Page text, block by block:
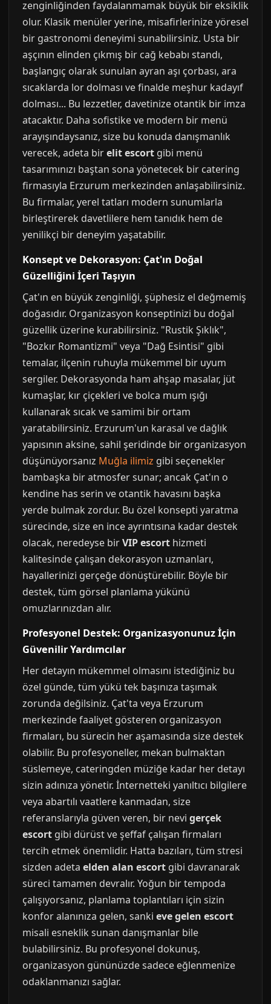
zenginliğinden faydalanmamak büyük bir eksiklik
olur. Klasik menüler yerine, misafirlerinize yöresel
bir gastronomi deneyimi sunabilirsiniz. Usta bir
aşçının elinden çıkmış bir cağ kebabı standı,
başlangıç olarak sunulan ayran aşı çorbası, ara
sıcaklarda lor dolması ve finalde meşhur kadayıf
dolması... Bu lezzetler, davetinize otantik bir imza
atacaktır. Daha sofistike ve modern bir menü
arayışındaysanız, size bu konuda danışmanlık
verecek, adeta birelit escort gibi menü
tasarımınızı baştan sona yönetecek bir catering
firmasıyla Erzurum merkezinden anlaşabilirsiniz.
Bu firmalar, yerel tatları modern sunumlarla
birleştirerek davetlilere hem tanıdık hem de
yenilikçi bir deneyim yaşatabilir.
Konsept ve Dekorasyon: Çat'ın Doğal
Güzelliğini İçeri Taşıyın
Çat'ın en büyük zenginliği, şüphesiz el değmemiş
doğasıdır. Organizasyon konseptinizi bu doğal
güzellik üzerine kurabilirsiniz. "Rustik Şıklık",
"Bozkır Romantizmi" veya "Dağ Esintisi" gibi
temalar, ilçenin ruhuyla mükemmel bir uyum
sergiler. Dekorasyonda ham ahşap masalar, jüt
kumaşlar, kır çiçekleri ve bolca mum ışığı
kullanarak sıcak ve samimi bir ortam
yaratabilirsiniz. Erzurum'un karasal ve dağlık
yapısının aksine, sahil şeridinde bir organizasyon
düşünüyorsanız Muğla ilimiz gibi seçenekler
bambaşka bir atmosfer sunar; ancak Çat'ın o
kendine has serin ve otantik havasını başka
yerde bulmak zordur. Bu özel konsepti yaratma
sürecinde, size en ince ayrıntısına kadar destek
olacak, neredeyse birVIP escort hizmeti
kalitesinde çalışan dekorasyon uzmanları,
hayallerinizi gerçeğe dönüştürebilir. Böyle bir
destek, tüm görsel planlama yükünü
omuzlarınızdan alır.
Profesyonel Destek: Organizasyonunuz İçin
Güvenilir Yardımcılar
Her detayın mükemmel olmasını istediğiniz bu
özel günde, tüm yükü tek başınıza taşımak
zorunda değilsiniz. Çat'ta veya Erzurum
merkezinde faaliyet gösteren organizasyon
firmaları, bu sürecin her aşamasında size destek
olabilir. Bu profesyoneller, mekan bulmaktan
süslemeye, cateringden müziğe kadar her detayı
sizin adınıza yönetir. İnternetteki yanıltıcı bilgilere
veya abartılı vaatlere kanmadan, size
referanslarıyla güven veren, bir nevi gerçek
escort gibi dürüst ve şeffaf çalışan firmaları
tercih etmek önemlidir. Hatta bazıları, tüm stresi
sizden adeta elden alan escort gibi davranarak
süreci tamamen devralır. Yoğun bir tempoda
çalışıyorsanız, planlama toplantıları için sizin
konfor alanınıza gelen, sanki eve gelen escort
misali esneklik sunan danışmanlar bile
bulabilirsiniz. Bu profesyonel dokunuş,
organizasyon gününüzde sadece eğlenmenize
odaklanmanızı sağlar.